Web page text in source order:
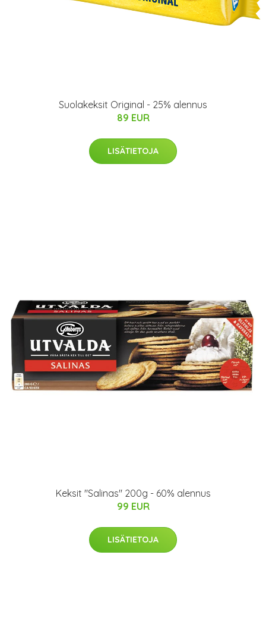
Suolakeksit Original - 25% alennus
89 EUR
LISÄTIETOJA
Keksit "Salinas" 200g - 60% alennus
99 EUR
LISÄTIETOJA